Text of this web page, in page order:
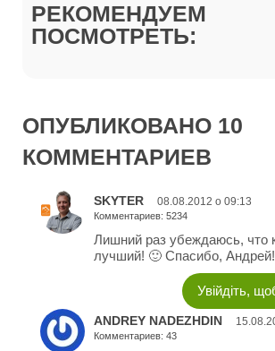
РЕКОМЕНДУЕМ
ПОСМОТРЕТЬ:
ОПУБЛИКОВАНО 10
КОММЕНТАРИЕВ
SKYTER 08.08.2012 о 09:13
Комментариев: 5234
Лишний раз убеждаюсь, что
лучший! 🙂 Спасибо, Андрей!
Увійдіть,
ANDREY NADEZHDIN
Комментариев: 43